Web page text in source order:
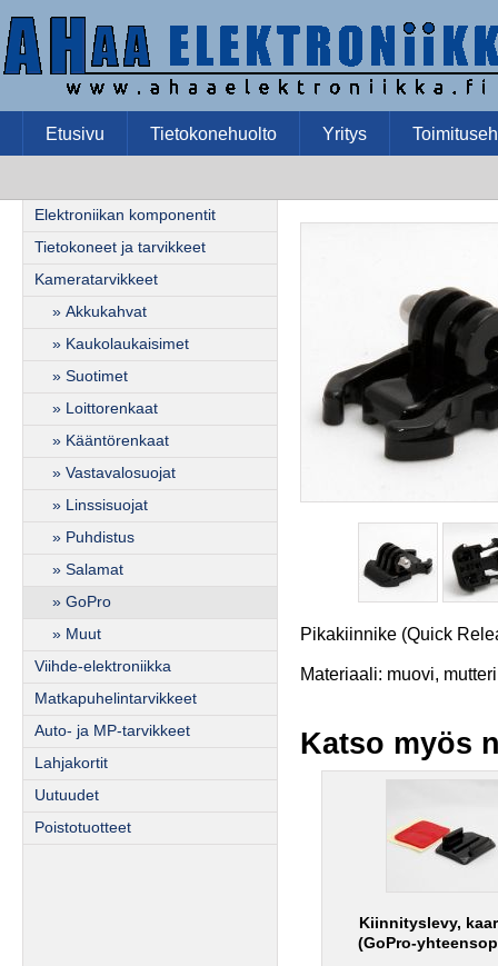
Etusivu Tietokonehuolto Yritys
Elektroniikan komponentit
Tietokoneet ja tarvikkeet
Kameratarvikkeet
» Akkukahvat
» Kaukolaukaisimet
» Suotimet
» Loittorenkaat
» Kääntörenkaat
» Vastavalosuojat
» Linssisuojat
» Puhdistus
» Salamat
» GoPro
» Muut
Viihde-elektroniikka
Matkapuhelintarvikkeet
Auto- ja MP-tarvikkeet
Lahjakortit
Uutuudet
Poistotuotteet
Pikakiinnike (Quick
Materiaali: muovi,
Katso myös
Kiinnityslevy,
(GoPro-